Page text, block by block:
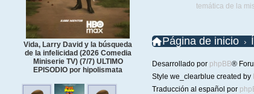
Vida, Larry David y la búsqueda
de la infelicidad (2026 Comedia
Miniserie TV) (7/7) ULTIMO
EPISODIO por hipolismata
temática de la
Página de inicio
Desarrollado por phpBB®
Style we_clearblue created by
Traducción al español por